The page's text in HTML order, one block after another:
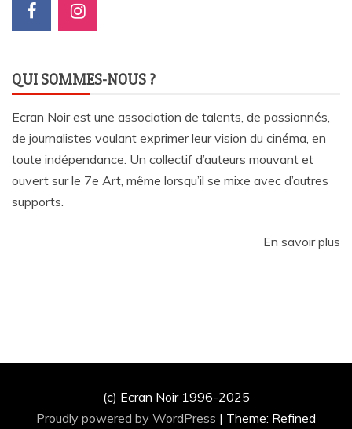
QUI SOMMES-NOUS ?
Ecran Noir est une association de talents, de passionnés,
de journalistes voulant exprimer leur vision du cinéma, en
toute indépendance. Un collectif d’auteurs mouvant et
ouvert sur le 7e Art, même lorsqu’il se mixe avec d’autres
supports.
En savoir plus
(c) Ecran Noir 1996-2025
Proudly powered by WordPress | Theme: Refined